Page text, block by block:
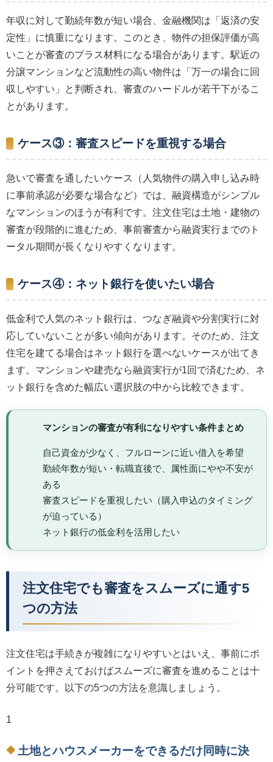
年収に対して勤続年数が短い場合、金融機関は「返済の安
定性」に慎重になります。このとき、物件の担保評価が高
いことが審査のプラス材料になる場合があります。駅近の
分譲マンションなど流動性の高い物件は「万一の場合に回
収しやすい」と判断され、審査のハードルが若干下がるこ
とがあります。
ケース③：審査スピードを重視する場合
急いで審査を通したいケース（人気物件の購入申し込み時
に事前承認が必要な場合など）では、融資構造がシンプル
なマンションのほうが有利です。注文住宅は土地・建物の
審査が段階的に進むため、事前審査から融資実行までのト
ータル期間が長くなりやすくなります。
ケース④：ネット銀行を使いたい場合
低金利で人気のネット銀行は、つなぎ融資や分割実行に対
応していないことが多い傾向があります。そのため、注文
住宅を建てる場合はネット銀行を選べないケースが出てき
ます。マンションや建売なら融資実行が1回で済むため、ネ
ット銀行を含めた幅広い選択肢の中から比較できます。
マンションの審査が有利になりやすい条件まとめ
自己資金が少なく、フルローンに近い借入を希望
勤続年数が短い・転職直後で、属性面にやや不安が
ある
審査スピードを重視したい（購入申込のタイミング
が迫っている）
ネット銀行の低金利を活用したい
注文住宅でも審査をスムーズに通す5
つの方法
注文住宅は手続きが複雑になりやすいとはいえ、事前にポ
イントを押さえておけばスムーズに審査を進めることは十
分可能です。以下の5つの方法を意識しましょう。
1
土地とハウスメーカーをできるだけ同時に決